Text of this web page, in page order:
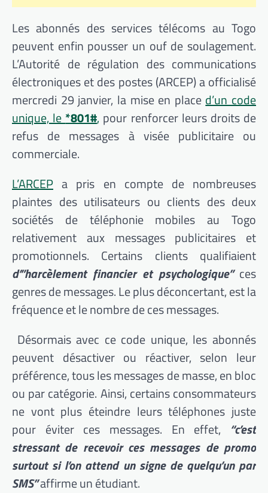
Les abonnés des services télécoms au Togo
peuvent enfin pousser un ouf de soulagement.
L’Autorité de régulation des communications
électroniques et des postes (ARCEP) a officialisé
mercredi 29 janvier, la mise en place d’un code
unique, le *801#, pour renforcer leurs droits de
refus de messages à visée publicitaire ou
commerciale.
L’ARCEP a pris en compte de nombreuses
plaintes des utilisateurs ou clients des deux
sociétés de téléphonie mobiles au Togo
relativement aux messages publicitaires et
promotionnels. Certains clients qualifiaient
d’”harcèlement financier et psychologique”ces
genres de messages. Le plus déconcertant, est la
fréquence et le nombre de ces messages.
Désormais avec ce code unique, les abonnés
peuvent désactiver ou réactiver, selon leur
préférence, tous les messages de masse, en bloc
ou par catégorie. Ainsi, certains consommateurs
ne vont plus éteindre leurs téléphones juste
pour éviter ces messages. En effet, “c’est
stressant de recevoir ces messages de promo
surtout si l’on attend un signe de quelqu’un par
SMS”affirme un étudiant.